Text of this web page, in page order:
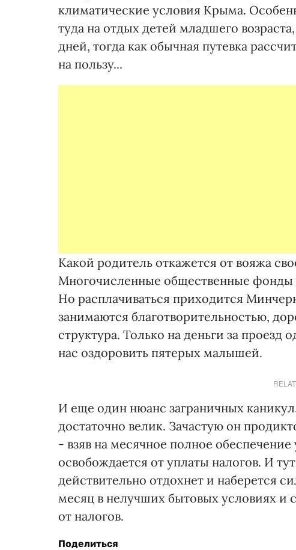
климатические условия Крыма.
туда на отдых детей младшего
дней, тогда как обычная путевка
на пользу...
Какой родитель откажется от вояжа
Многочисленные общественные фонды
Но расплачиваться приходится
занимаются благотворительностью,
структура. Только на деньги за
нас оздоровить пятерых малышей.
И еще один нюанс заграничных
достаточно велик. Зачастую он
- взяв на месячное полное
освобождается от уплаты налогов. И
действительно отдохнет и наберется
месяц в нелучших бытовых условиях и
от налогов.
Поделиться